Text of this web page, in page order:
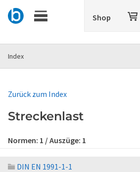
Shop
Index
Zurück zum Index
Streckenlast
Normen: 1 / Auszüge: 1
DIN EN 1991-1-1